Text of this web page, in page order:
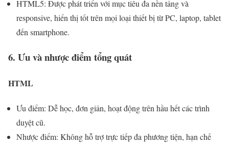
HTML5: Được phát triển với mục tiêu đa nền tảng và
responsive, hiển thị tốt trên mọi loại thiết bị từ PC, laptop, tablet
đến smartphone.
6. Ưu và nhược điểm tổng quát
HTML
Ưu điểm: Dễ học, đơn giản, hoạt động trên hầu hết các trình
duyệt cũ.
Nhược điểm: Không hỗ trợ trực tiếp đa phương tiện, hạn chế